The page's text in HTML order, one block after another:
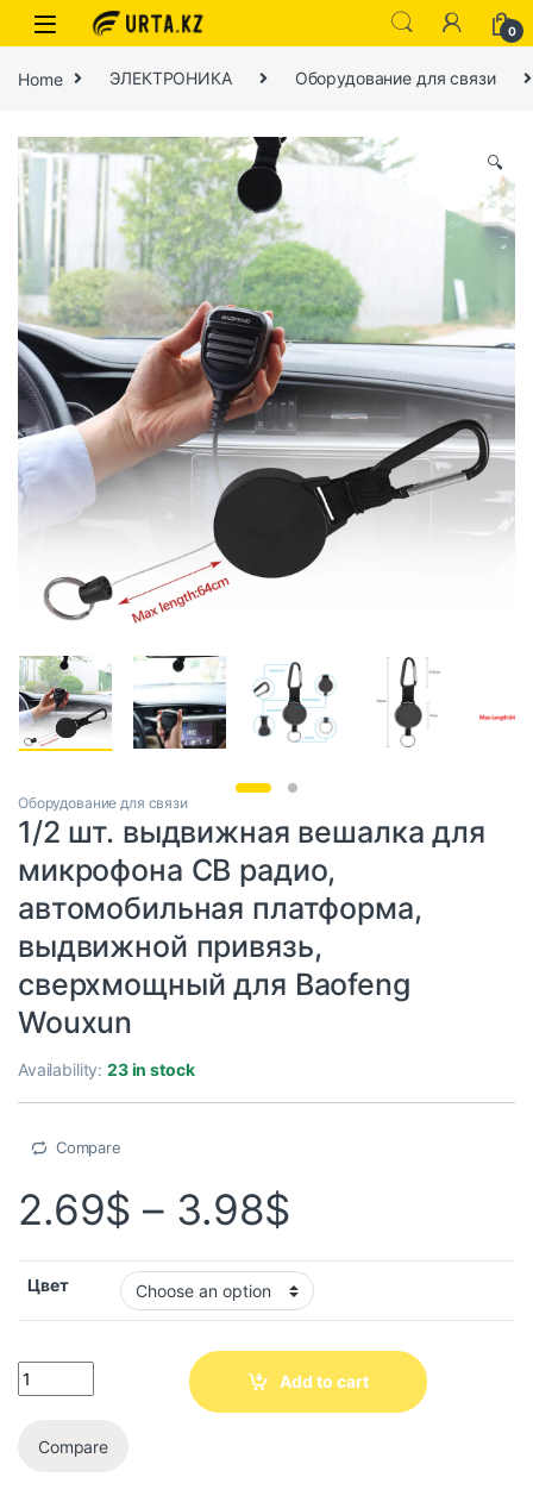
0
Home ЭЛЕКТРОНИКА Оборудование для связи
🔍
Оборудование для связи
1/2 шт. выдвижная вешалка для
микрофона CB радио,
автомобильная платформа,
выдвижной привязь,
сверхмощный для Baofeng
Wouxun
Availability:23 in stock
Compare
2.69$ – 3.98$
Цвет
Add to cart
Compare